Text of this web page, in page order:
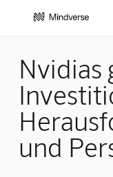
Nvidias
und